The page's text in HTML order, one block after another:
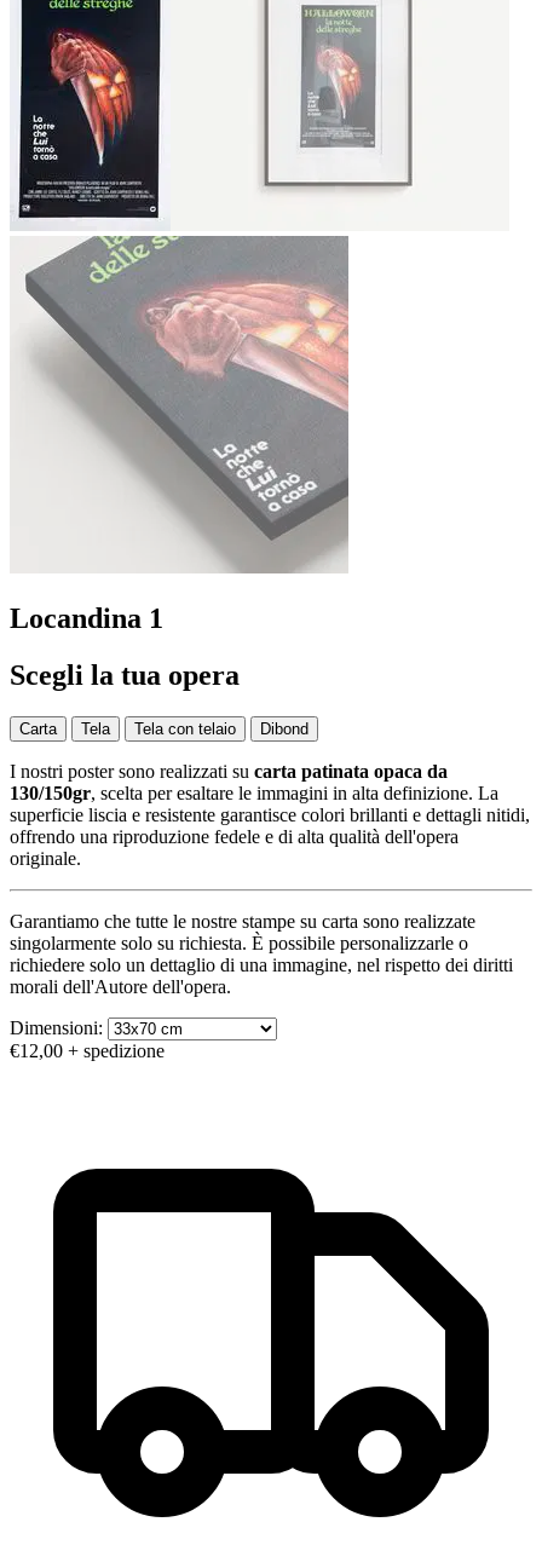
Locandina 1
Scegli la tua opera
Carta Tela Tela con telaio Dibond
I nostri poster sono realizzati su carta patinata opaca da
130/150gr, scelta per esaltare le immagini in alta definizione. La
superficie liscia e resistente garantisce colori brillanti e dettagli nitidi,
offrendo una riproduzione fedele e di alta qualità dell'opera
originale.
Garantiamo che tutte le nostre stampe su carta sono realizzate
singolarmente solo su richiesta. È possibile personalizzarle o
richiedere solo un dettaglio di una immagine, nel rispetto dei diritti
morali dell'Autore dell'opera.
Dimensioni:
€12,00 + spedizione